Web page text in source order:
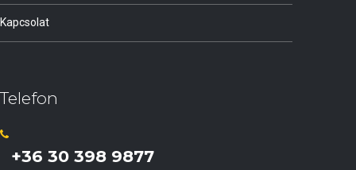
Kapcsolat
Telefon
+36 30 398 9877